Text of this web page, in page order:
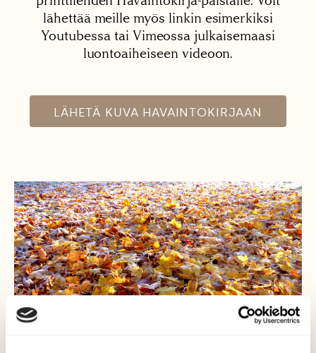
lähettää meille myös linkin esimerkiksi
Youtubessa tai Vimeossa julkaisemaasi
luontoaiheiseen videoon.
LÄHETÄ KUVA HAVAINTOKIRJAAN